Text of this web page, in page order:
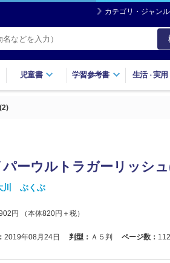
カテゴリ・ジャン
児童書 学習参考書 生活・実用
ーウルトラガーリッシ
川 ぶくぶ
円 （本体820円＋税）
2019年08月24日 判型： Ａ５判 ページ数： 112